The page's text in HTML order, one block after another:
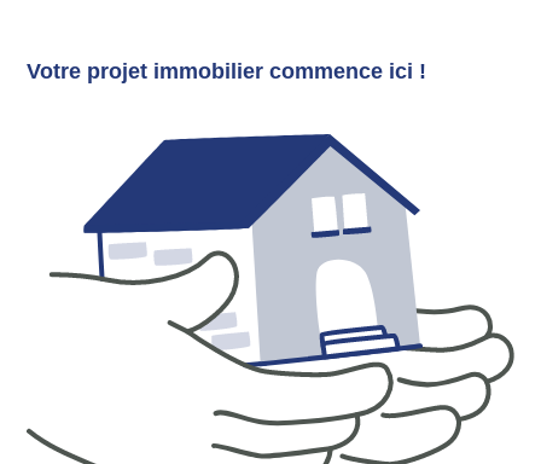
Votre projet immobilier commence ici !